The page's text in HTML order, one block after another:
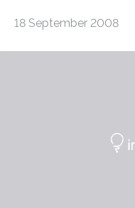
18 September 2008